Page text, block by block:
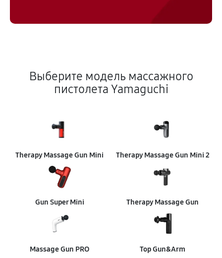
Выберите модель массажного
пистолета Yamaguchi
Therapy Massage Gun Mini Therapy Massage Gun Mini 2
Gun Super Mini Therapy Massage Gun
Massage Gun PRO Top Gun&Arm